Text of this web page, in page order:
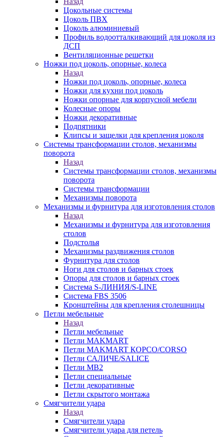
Цокольные системы
Цоколь ПВХ
Цоколь алюминиевый
Профиль водоотталкивающий для цоколя из
ДСП
Вентиляционные решетки
Ножки под цоколь, опорные, колеса
Назад
Ножки под цоколь, опорные, колеса
Ножки для кухни под цоколь
Ножки опорные для корпусной мебели
Колесные опоры
Ножки декоративные
Подпятники
Клипсы и защелки для крепления цоколя
Системы трансформации столов, механизмы
поворота
Назад
Системы трансформации столов, механизмы
поворота
Системы трансформации
Механизмы поворота
Механизмы и фурнитура для изготовления столов
Назад
Механизмы и фурнитура для изготовления
столов
Подстолья
Механизмы раздвижения столов
Фурнитура для столов
Ноги для столов и барных стоек
Опоры для столов и барных стоек
Система S-ЛИНИЯ/S-LINE
Система FBS 3506
Кронштейны для крепления столешницы
Петли мебельные
Назад
Петли мебельные
Петли MAKMART
Петли MAKMART КОРСО/CORSO
Петли САЛИЧЕ/SALICE
Петли MB2
Петли специальные
Петли декоративные
Петли скрытого монтажа
Смягчители удара
Назад
Смягчители удара
Смягчители удара для петель